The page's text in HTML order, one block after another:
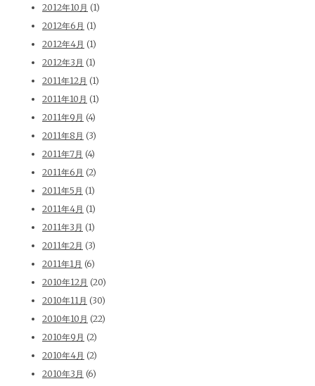
2012年10月 (1)
2012年6月 (1)
2012年4月 (1)
2012年3月 (1)
2011年12月 (1)
2011年10月 (1)
2011年9月 (4)
2011年8月 (3)
2011年7月 (4)
2011年6月 (2)
2011年5月 (1)
2011年4月 (1)
2011年3月 (1)
2011年2月 (3)
2011年1月 (6)
2010年12月 (20)
2010年11月 (30)
2010年10月 (22)
2010年9月 (2)
2010年4月 (2)
2010年3月 (6)